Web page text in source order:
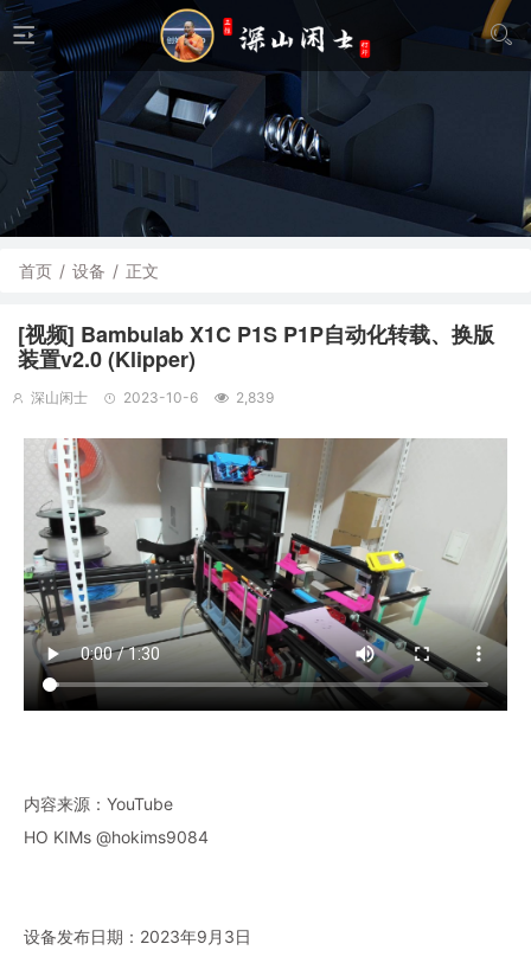
首页 / 设备 / 正文
[视频] Bambulab X1C P1S P1P自动化转载、换版
装置v2.0 (Klipper)
深山闲士 2023-10-6 2,839
内容来源：YouTube
HO KIMs @hokims9084
设备发布日期：2023年9月3日